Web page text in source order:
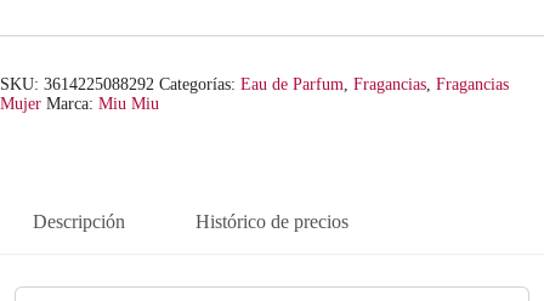
SKU: 3614225088292 Categorías: Eau de Parfum, Fragancias, Fragancias
Mujer Marca: Miu Miu
Descripción Histórico de precios